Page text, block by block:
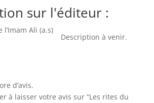
sur l'éditeur :
Description à venir.
d’avis.
à laisser votre avis sur “Les rites du